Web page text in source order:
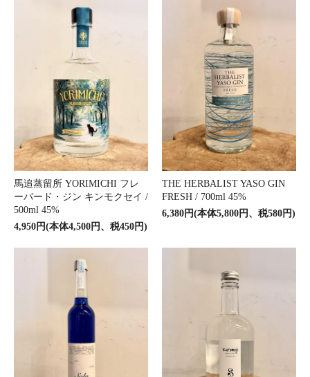
馬追蒸留所 YORIMICHI フレ
ーバード・ジン キンモクセイ /
500ml 45%
4,950円(本体4,500円、税450円)
THE HERBALIST YASO GIN
FRESH / 700ml 45%
6,380円(本体5,800円、税580円)